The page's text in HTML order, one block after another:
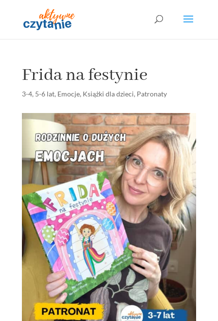
Frida na festynie
3-4, 5-6 lat, Emocje, Książki dla dzieci, Patronaty